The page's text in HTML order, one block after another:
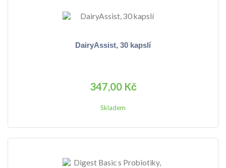
DairyAssist, 30 kapslí
347,00 Kč
Skladem